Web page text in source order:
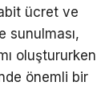
ücret ve
sunulması,
oluştururken
önemli bir